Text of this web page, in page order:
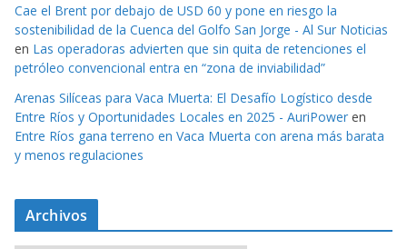
Cae el Brent por debajo de USD 60 y pone en riesgo la
sostenibilidad de la Cuenca del Golfo San Jorge - Al Sur Noticias
en Las operadoras advierten que sin quita de retenciones el
petróleo convencional entra en “zona de inviabilidad”
Arenas Silíceas para Vaca Muerta: El Desafío Logístico desde
Entre Ríos y Oportunidades Locales en 2025 - AuriPower en
Entre Ríos gana terreno en Vaca Muerta con arena más barata
y menos regulaciones
Archivos